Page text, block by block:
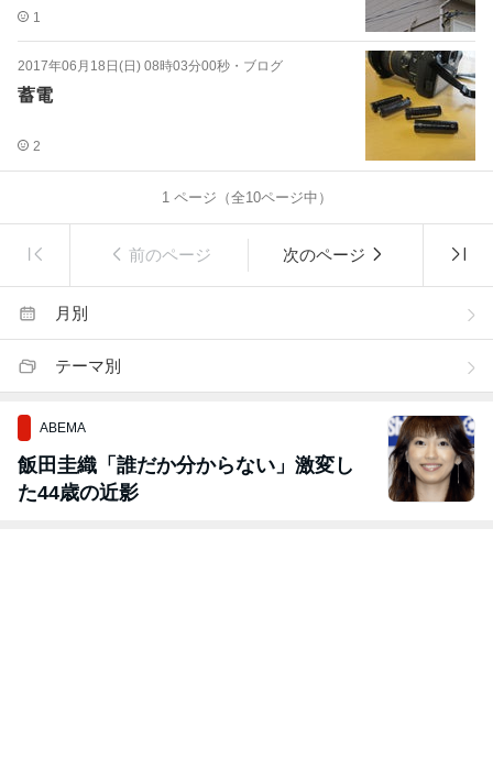
1
2017年06月18日(日) 08時03分00秒 ・ ブログ
蓄電
2
1ページ（全10ページ中）
前のページ 次のページ
月別
テーマ別
ABEMA
飯田圭織「誰だか分からない」激変し
た44歳の近影